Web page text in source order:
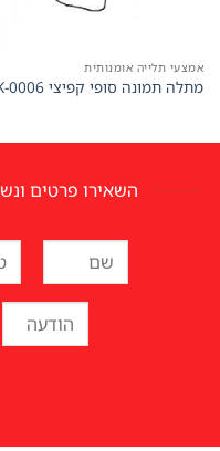
אמצעי תלייה אומנותית
מתלה תמונה סופי קפיצי HK-0006
השאירו פרטים